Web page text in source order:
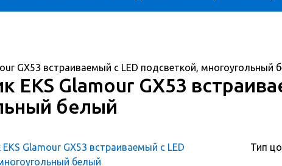
GX53 встраиваемый с LED подсветкой, многоугольный
EKS Glamour GX53
белый
Тип